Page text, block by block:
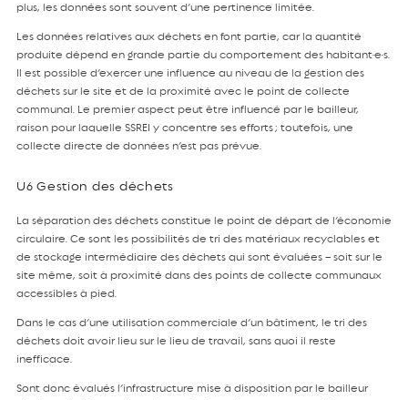
plus, les données sont souvent d’une pertinence limitée.
Les données relatives aux déchets en font partie, car la quantité
produite dépend en grande partie du comportement des habitant·e·s.
Il est possible d’exercer une influence au niveau de la gestion des
déchets sur le site et de la proximité avec le point de collecte
communal. Le premier aspect peut être influencé par le bailleur,
raison pour laquelle SSREI y concentre ses efforts ; toutefois, une
collecte directe de données n’est pas prévue.
U6 Gestion des déchets
La séparation des déchets constitue le point de départ de l’économie
circulaire. Ce sont les possibilités de tri des matériaux recyclables et
de stockage intermédiaire des déchets qui sont évaluées – soit sur le
site même, soit à proximité dans des points de collecte communaux
accessibles à pied.
Dans le cas d’une utilisation commerciale d’un bâtiment, le tri des
déchets doit avoir lieu sur le lieu de travail, sans quoi il reste
inefficace.
Sont donc évalués l’infrastructure mise à disposition par le bailleur